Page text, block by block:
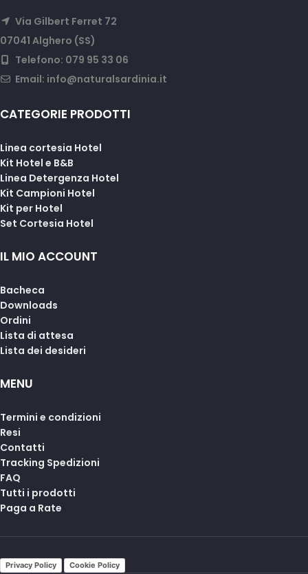
Via Gilbert Ferret 72
07041 Alghero (SS)
Telefono: 079 95 33 06
Email: info@naturalsardinia.it
CATEGORIE PRODOTTI
Linea cortesia Hotel
Kit Hotel e B&B
Linea Detergenza Hotel
Kit Campioni Hotel
Kit per Hotel
Set Cortesia Hotel
IL MIO ACCOUNT
Bacheca
Downloads
Ordini
Lista di attesa
Lista dei desideri
MENU
Termini e condizioni
Resi
Contatti
Tracking Spedizioni
FAQ
Tutti i prodotti
Paga a Rate
Privacy Policy Cookie Policy